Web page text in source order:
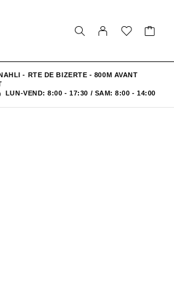
- RTE DE BIZERTE - 800M AVANT
LUN-VEND: 8:00 - 17:30 / SAM: 8:00 - 14:00